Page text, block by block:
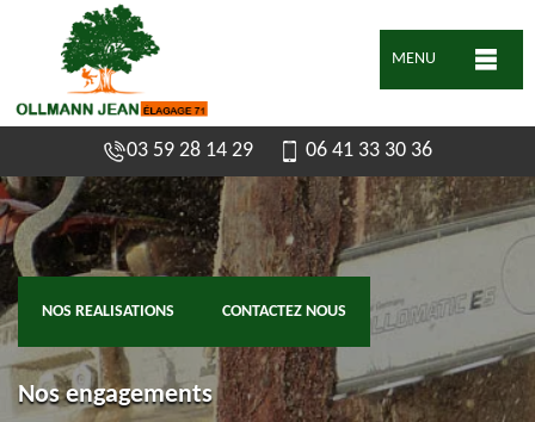
MENU
03 59 28 14 29 06 41 33 30 36
NOS REALISATIONS CONTACTEZ NOUS
Nos engagements